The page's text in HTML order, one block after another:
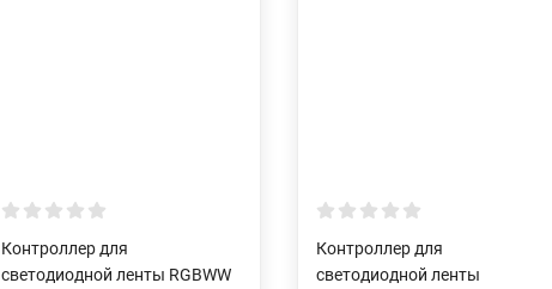
Контроллер для
светодиодной ленты RGBWW
Контроллер для
светодиодной ленты